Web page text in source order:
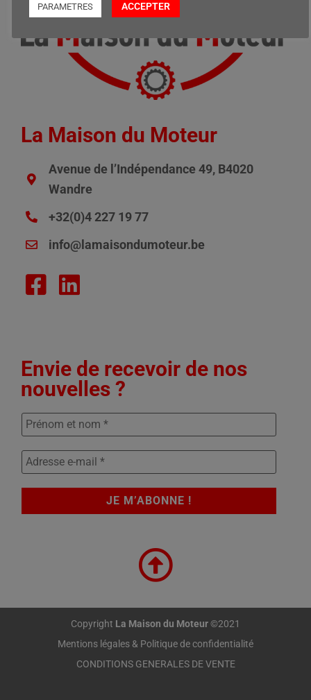
La Maison du Moteur
Avenue de l’Indépendance 49, B4020
Wandre
+32(0)4 227 19 77
info@lamaisondumoteur.be
Envie de recevoir de nos
nouvelles ?
Copyright La Maison du Moteur©2021
Mentions légales & Politique de confidentialité
CONDITIONS GENERALES DE VENTE
PARAMETRES ACCEPTER